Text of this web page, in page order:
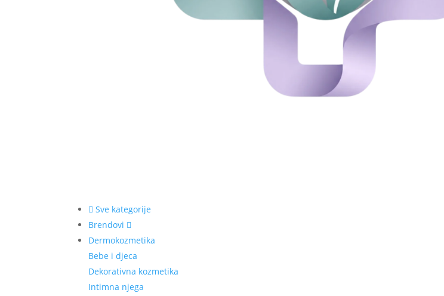
Sve kategorije
Brendovi
Dermokozmetika
Bebe i djeca
Dekorativna kozmetika
Intimna njega